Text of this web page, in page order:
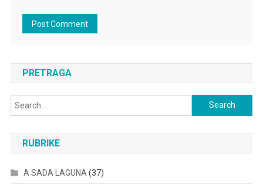
PRETRAGA
Search
for:
RUBRIKE
A SADA LAGUNA (37)